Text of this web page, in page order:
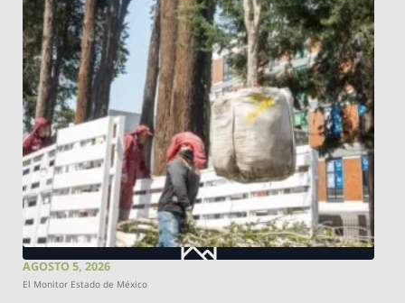
AGOSTO 5, 2026
El Monitor Estado de México